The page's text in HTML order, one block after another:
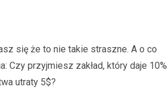
się że to nie takie straszne. A o co
Czy przyjmiesz zakład, który daje 10%
utraty 5$?